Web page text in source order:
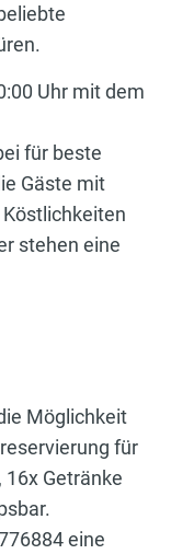
Uhr mit dem
für beste
Gäste mit
stehen eine
Möglichkeit
für
Getränke
eine